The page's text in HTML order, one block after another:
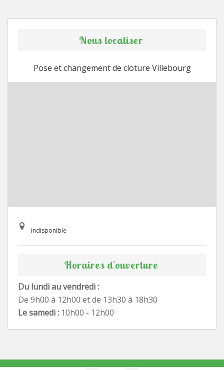
Nous localiser
Pose et changement de cloture Villebourg
indisponible
Horaires d'ouverture
Du lundi au vendredi :
De 9h00 à 12h00 et de 13h30 à 18h30
Le samedi : 10h00 - 12h00